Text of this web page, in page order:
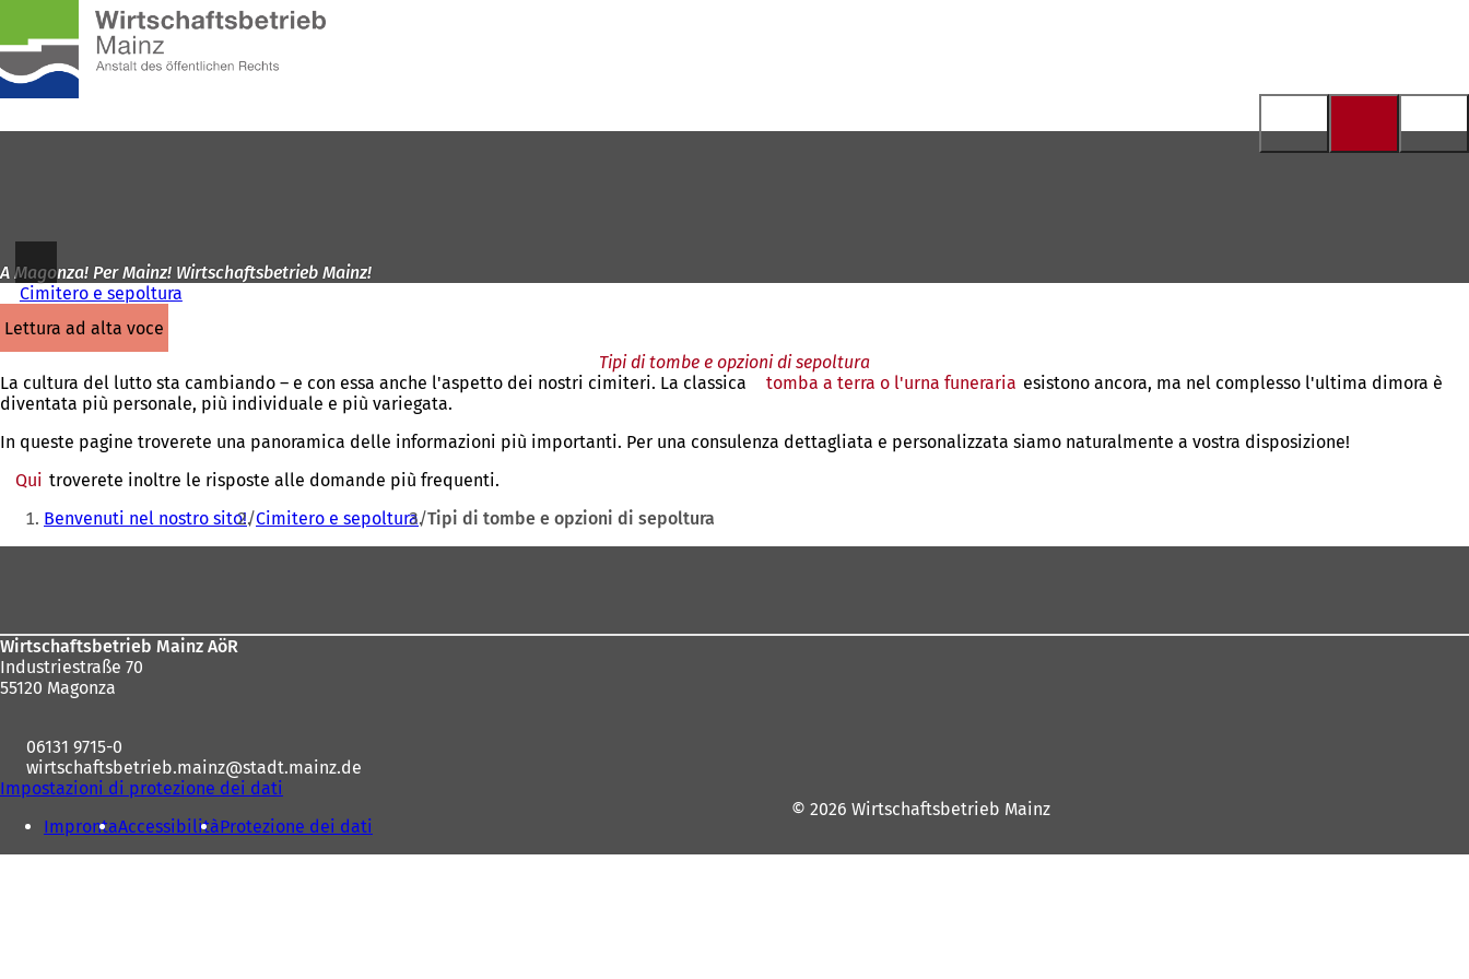
Vai al contenuto
iniziale
A Magonza! Per Mainz! Wirtschaftsbetrieb Mainz!
Cimitero e sepoltura
lettura ad alta voce
Tipi di tombe e opzioni di sepoltura
La cultura del lutto sta cambiando – e con essa anche l'aspetto dei nostri cimiteri. La classica
tomba a terra o l'urna funeraria esistono ancora, ma nel complesso l'ultima dimora è
diventata più personale, più individuale e più variegata.
In queste pagine troverete una panoramica delle informazioni più importanti. Per una consulenza dettagliata e personalizzata siamo naturalmente a vostra disposizione!
Qui troverete inoltre le risposte alle domande più frequenti.
Siete
qui:
Benvenuti nel nostro sito! Cimitero e sepoltura Tipi di tombe e opzioni di sepoltura
Wirtschaftsbetrieb Mainz AöR
Industriestraße 70
55120 Magonza
06131 9715-0
wirtschaftsbetrieb.mainz
stadt.mainz de
Impostazioni di protezione dei dati
ImprontaAccessibilitàProtezione dei dati
© 2026 Wirtschaftsbetrieb Mainz